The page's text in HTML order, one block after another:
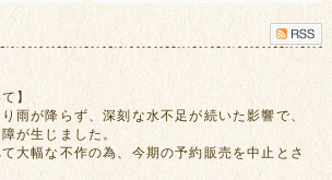
】
雨が降らず、深刻な水不足が続いた影響で、
が生じました。
大幅な不作の為、今期の予約販売を中止とさ